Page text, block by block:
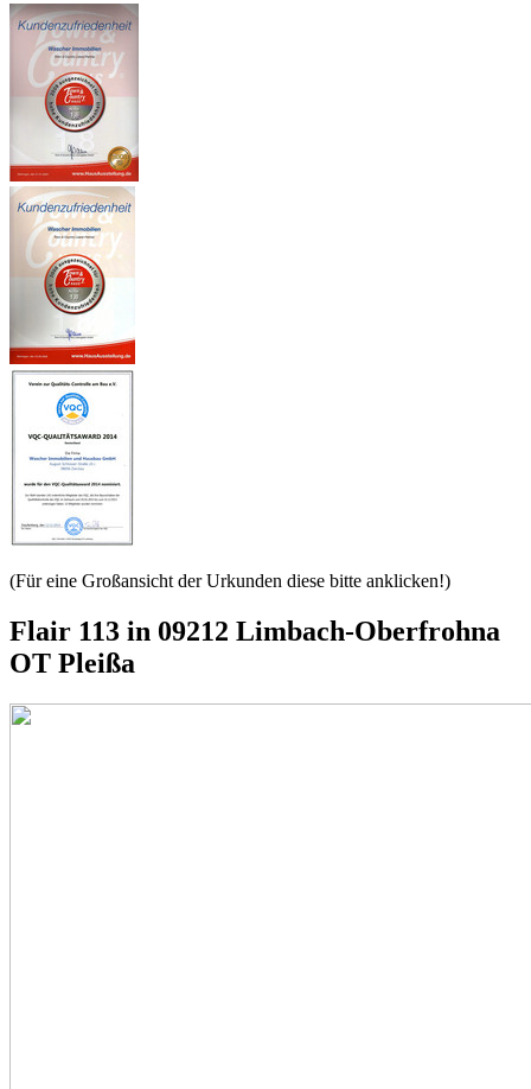
(Für eine Großansicht der Urkunden diese bitte anklicken!)
Flair 113 in 09212 Limbach-Oberfrohna
OT Pleißa